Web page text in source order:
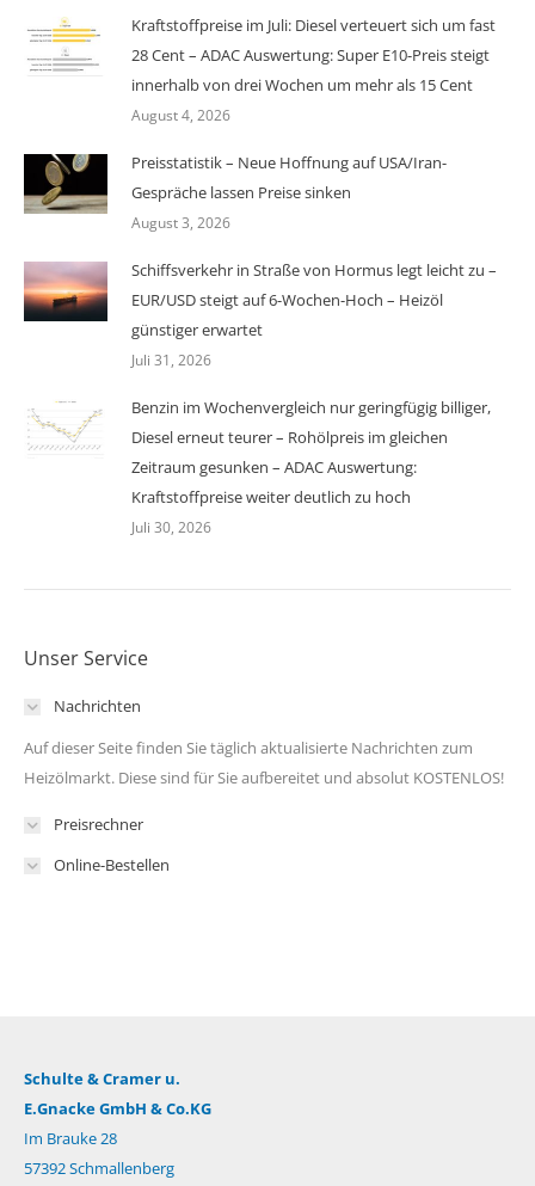
Kraftstoffpreise im Juli: Diesel verteuert sich um fast
28 Cent – ADAC Auswertung: Super E10-Preis steigt
innerhalb von drei Wochen um mehr als 15 Cent
August 4, 2026
Preisstatistik – Neue Hoffnung auf USA/Iran-
Gespräche lassen Preise sinken
August 3, 2026
Schiffsverkehr in Straße von Hormus legt leicht zu –
EUR/USD steigt auf 6-Wochen-Hoch – Heizöl
günstiger erwartet
Juli 31, 2026
Benzin im Wochenvergleich nur geringfügig billiger,
Diesel erneut teurer – Rohölpreis im gleichen
Zeitraum gesunken – ADAC Auswertung:
Kraftstoffpreise weiter deutlich zu hoch
Juli 30, 2026
Unser Service
Nachrichten
Auf dieser Seite finden Sie täglich aktualisierte Nachrichten zum
Heizölmarkt. Diese sind für Sie aufbereitet und absolut KOSTENLOS!
Preisrechner
Online-Bestellen
Schulte & Cramer u.
E.Gnacke GmbH & Co.KG
Im Brauke 28
57392 Schmallenberg